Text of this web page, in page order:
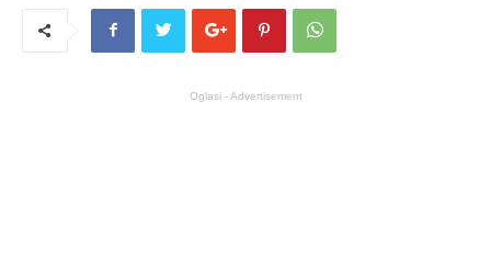
Oglasi - Advertisement